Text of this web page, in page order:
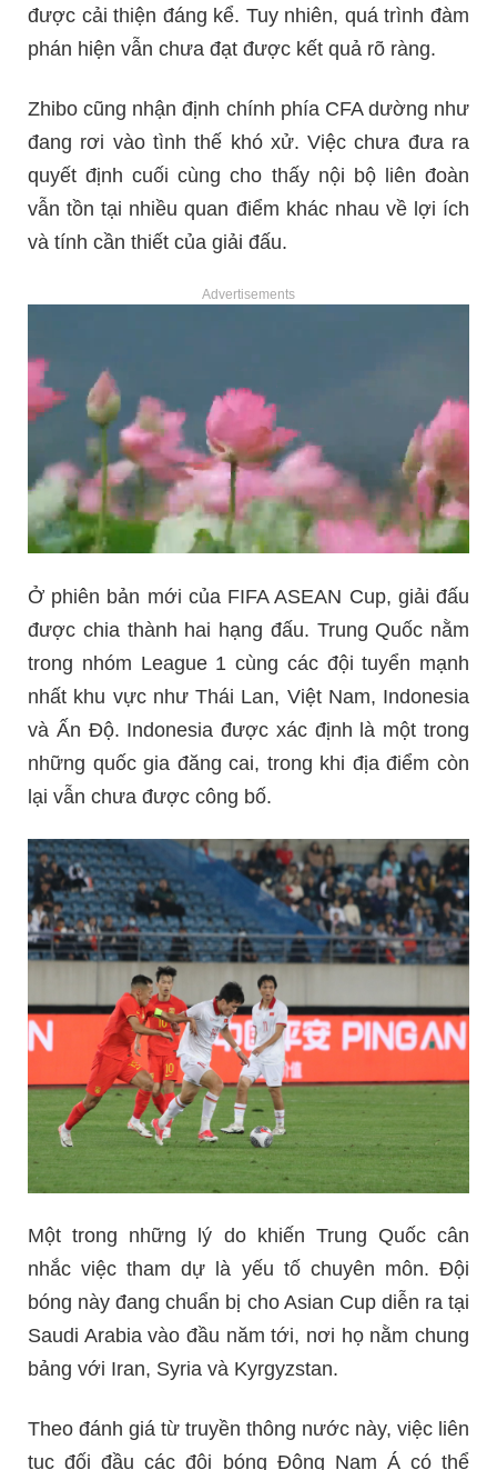
được cải thiện đáng kể. Tuy nhiên, quá trình đàm
phán hiện vẫn chưa đạt được kết quả rõ ràng.
Zhibo cũng nhận định chính phía CFA dường như
đang rơi vào tình thế khó xử. Việc chưa đưa ra
quyết định cuối cùng cho thấy nội bộ liên đoàn
vẫn tồn tại nhiều quan điểm khác nhau về lợi ích
và tính cần thiết của giải đấu.
Advertisements
Ở phiên bản mới của FIFA ASEAN Cup, giải đấu
được chia thành hai hạng đấu. Trung Quốc nằm
trong nhóm League 1 cùng các đội tuyển mạnh
nhất khu vực như Thái Lan, Việt Nam, Indonesia
và Ấn Độ. Indonesia được xác định là một trong
những quốc gia đăng cai, trong khi địa điểm còn
lại vẫn chưa được công bố.
Một trong những lý do khiến Trung Quốc cân
nhắc việc tham dự là yếu tố chuyên môn. Đội
bóng này đang chuẩn bị cho Asian Cup diễn ra tại
Saudi Arabia vào đầu năm tới, nơi họ nằm chung
bảng với Iran, Syria và Kyrgyzstan.
Theo đánh giá từ truyền thông nước này, việc liên
tục đối đầu các đội bóng Đông Nam Á có thể